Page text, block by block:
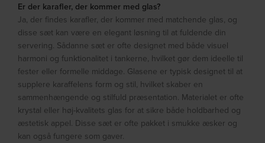
Er der karafler, der kommer med glas?
Ja, der findes karafler, der kommer med matchende glas, og
disse sæt kan være en elegant løsning til at fuldende din
servering. Sådanne sæt er ofte designet med både visuel
harmoni og funktionalitet i tankerne, hvilket gør dem ideelle til
fester eller formelle middage. Glasene er typisk designet til at
supplere karaffelens form og stil, hvilket skaber en
sammenhængende og stilfuld præsentation. Materialet er ofte
krystal eller høj-kvalitets glas for at sikre både holdbarhed og
æstetisk appel. Disse sæt er ofte pakket i smukke æsker og
kan også fungere som gaver.